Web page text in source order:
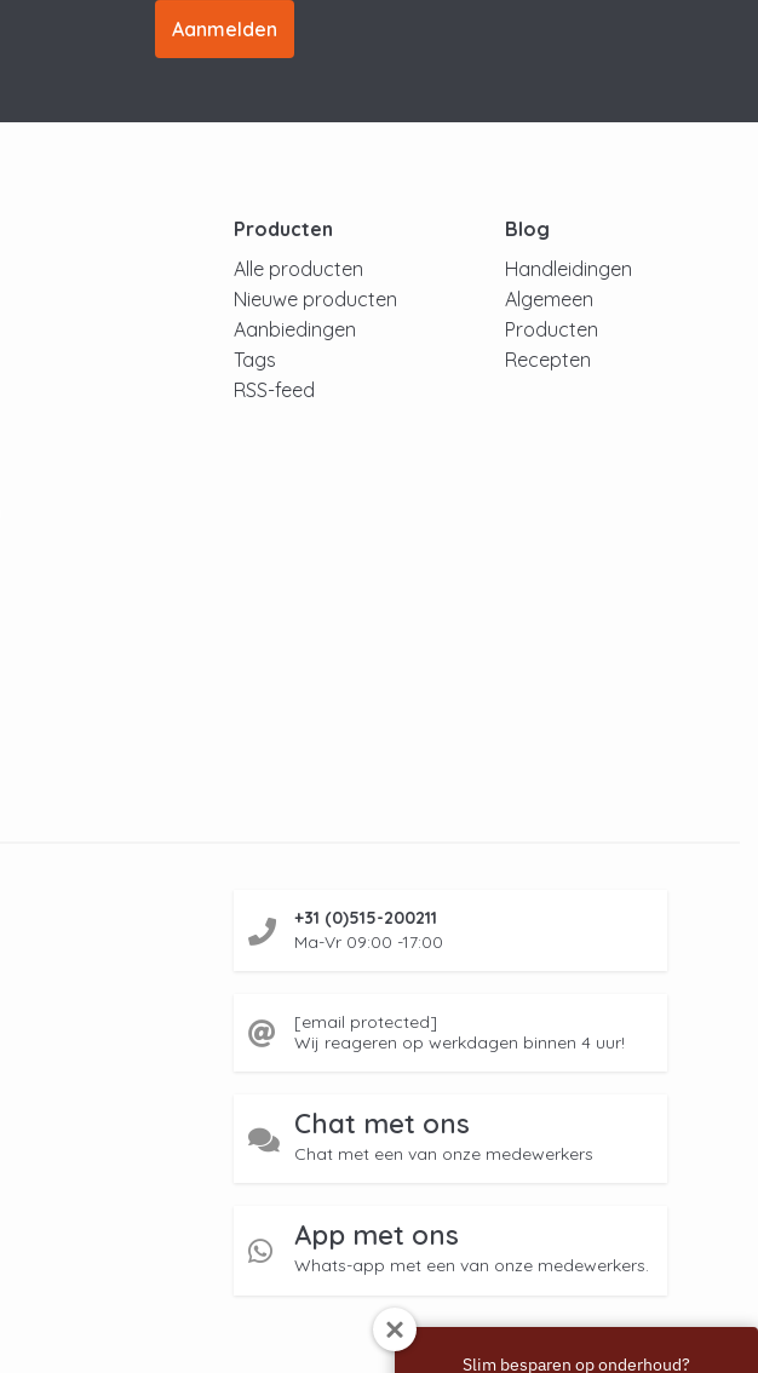
Aanmelden
Producten
Alle producten
Nieuwe producten
Aanbiedingen
Tags
RSS-feed
Blog
Handleidingen
Algemeen
Producten
Recepten
+31 (0)515-200211
Ma-Vr 09:00 -17:00
[email protected]
Wij reageren op werkdagen binnen 4 uur!
Chat met ons
Chat met een van onze medewerkers
App met ons
Whats-app met een van onze medewerkers.
Slim besparen op onderhoud?